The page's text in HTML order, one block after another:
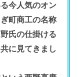
今人気のオン
町商工の名称
氏の仕掛ける
に見てきまし